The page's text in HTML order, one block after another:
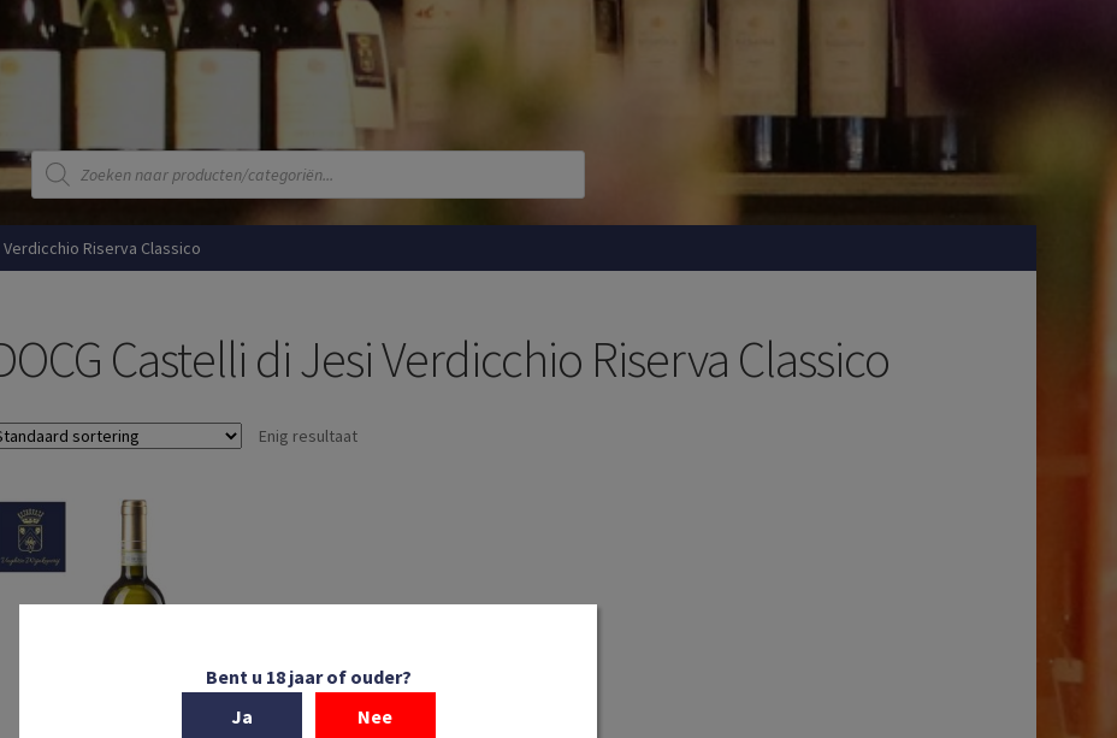
Producten
zoeken
Riserva Classico
Castelli di Jesi Verdicchio Riserva Classico
Enig resultaat
Bent u 18 jaar of ouder?
Ja
Nee